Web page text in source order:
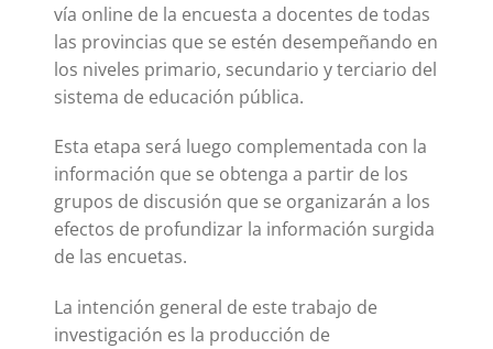
vía online de la encuesta a docentes de todas
las provincias que se estén desempeñando en
los niveles primario, secundario y terciario del
sistema de educación pública.
Esta etapa será luego complementada con la
información que se obtenga a partir de los
grupos de discusión que se organizarán a los
efectos de profundizar la información surgida
de las encuetas.
La intención general de este trabajo de
investigación es la producción de